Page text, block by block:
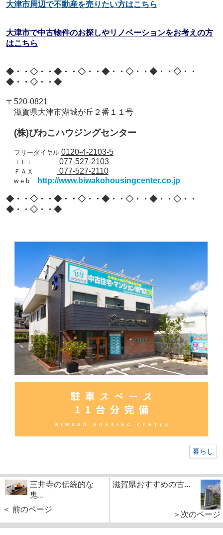
大津市周辺で不動産を売りたい方はこちら
大津市で中古物件のお探しやリノベーションをお考えの方
はこちら
◆・・◇・・◆・・◇・・◆・・◇・・◆・・◇・・
◆・・◇・・◆
〒 520-0821
滋賀県大津市湖城が丘２番１１号
(株)びわこハウジングセンター
フリーダイヤル 0120-4-2103-5
ＴＥＬ 077-527-2103
ＦＡＸ 077-527-2110
w e b http://www.biwakohousingcenter.co.jp
◆・・◇・・◆・・◇・・◆・・◇・・◆・・◇・・
◆・・◇・・◆
暮らし
三井寺の伝統的な
鬼...
＜ 前のページ
滋賀県おすすめの古...
＞次のページ